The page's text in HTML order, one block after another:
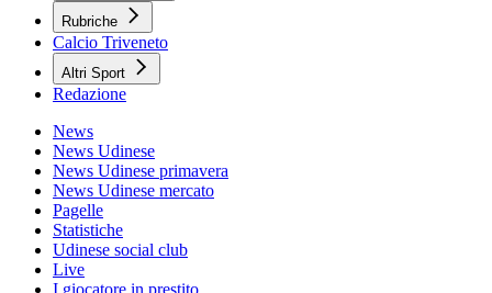
Rubriche
Calcio Triveneto
Altri Sport
Redazione
News
News Udinese
News Udinese primavera
News Udinese mercato
Pagelle
Statistiche
Udinese social club
Live
I giocatore in prestito